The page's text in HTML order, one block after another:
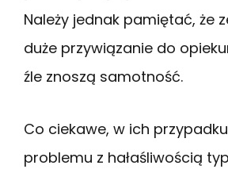
Należy jednak pamiętać, że
duże przywiązanie do
źle znoszą samotność.
Co ciekawe, w ich
problemu z hałaśliwością